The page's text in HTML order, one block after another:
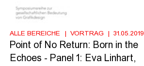
ALLE BEREICHE VORTRAG 31.05.2019
Point of No Return: Born in the
Echoes - Panel 1: Eva Linhart,